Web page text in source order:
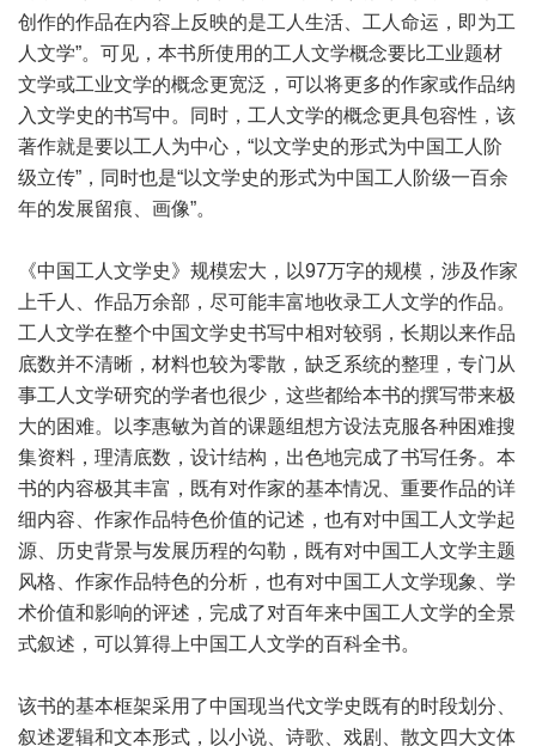
创作的作品在内容上反映的是工人生活、工人命运，即为工
人文学”。可见，本书所使用的工人文学概念要比工业题材
文学或工业文学的概念更宽泛，可以将更多的作家或作品纳
入文学史的书写中。同时，工人文学的概念更具包容性，该
著作就是要以工人为中心，“以文学史的形式为中国工人阶
级立传”，同时也是“以文学史的形式为中国工人阶级一百余
年的发展留痕、画像”。
《中国工人文学史》规模宏大，以97万字的规模，涉及作家
上千人、作品万余部，尽可能丰富地收录工人文学的作品。
工人文学在整个中国文学史书写中相对较弱，长期以来作品
底数并不清晰，材料也较为零散，缺乏系统的整理，专门从
事工人文学研究的学者也很少，这些都给本书的撰写带来极
大的困难。以李惠敏为首的课题组想方设法克服各种困难搜
集资料，理清底数，设计结构，出色地完成了书写任务。本
书的内容极其丰富，既有对作家的基本情况、重要作品的详
细内容、作家作品特色价值的记述，也有对中国工人文学起
源、历史背景与发展历程的勾勒，既有对中国工人文学主题
风格、作家作品特色的分析，也有对中国工人文学现象、学
术价值和影响的评述，完成了对百年来中国工人文学的全景
式叙述，可以算得上中国工人文学的百科全书。
该书的基本框架采用了中国现当代文学史既有的时段划分、
叙述逻辑和文本形式，以小说、诗歌、戏剧、散文四大文体